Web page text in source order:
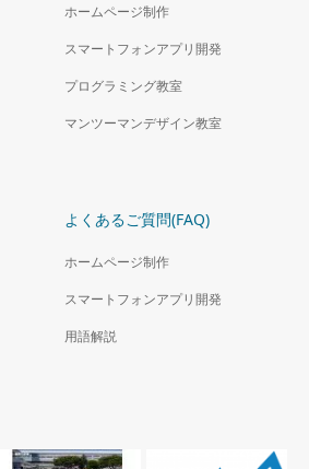
ホームページ制作
スマートフォンアプリ開発
プログラミング教室
マンツーマンデザイン教室
よくあるご質問(FAQ)
ホームページ制作
スマートフォンアプリ開発
用語解説